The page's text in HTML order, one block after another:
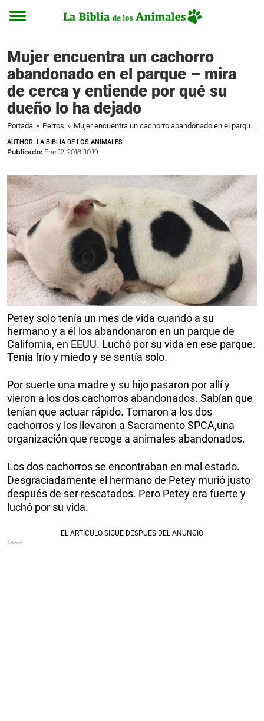
Toggle
Mujer encuentra un cachorro
abandonado en el parque – mira
de cerca y entiende por qué su
dueño lo ha dejado
Portada » Perros » Mujer encuentra un cachorro abandonado en el parque – mira de cerca y entiende por qué su dueño lo ha dejado
AUTHOR: LA BIBLIA DE LOS ANIMALES
Publicado: Ene 12, 2018, 10:19
Petey solo tenía un mes de vida cuando a su
hermano y a él los abandonaron en un parque de
California, en EEUU. Luchó por su vida en ese parque.
Tenía frío y miedo y se sentía solo.
Por suerte una madre y su hijo pasaron por allí y
vieron a los dos cachorros abandonados. Sabían que
tenían que actuar rápido. Tomaron a los dos
cachorros y los llevaron a Sacramento SPCA,una
organización que recoge a animales abandonados.
Los dos cachorros se encontraban en mal estado.
Desgraciadamente el hermano de Petey murió justo
después de ser rescatados. Pero Petey era fuerte y
luchó por su vida.